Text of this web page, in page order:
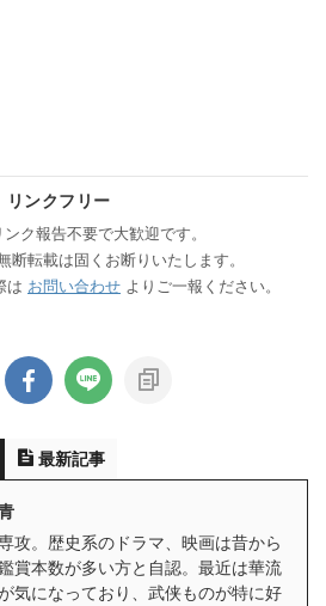
リンクフリー
ク報告不要で大歓迎です。
断転載は固くお断りいたします。
は お問い合わせ よりご一報ください。
最新記事
攻。歴史系のドラマ、映画は昔から
賞本数が多い方と自認。最近は華流
気になっており、武侠ものが特に好